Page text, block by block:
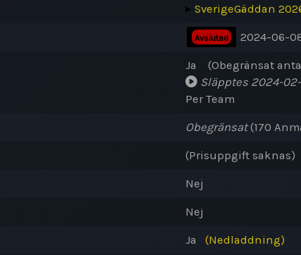
▸ SverigeGäddan
Avslutad 2024-06-
Ja (Obegränsat
Släpptes 2024-
Per Team
Obegränsat(170
(Prisuppgift saknas)
Nej
Nej
Ja (Nedladdning)